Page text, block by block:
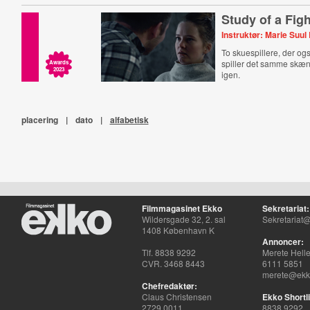
Awards
2023
Study of a
Instruktør: Marie
To skuespillere, der
spiller det samme
igen.
placering | dato | alfabetisk
Filmmagasinet Ekko
Wildersgade 32, 2. sal
1408 København K
Tlf. 8838 9292
CVR. 3468 8443
Chefredaktør:
Claus Christensen
2729 0011
Sekretariat:
Annoncer:
Merete
6111 5851
Ekko
8838 9292